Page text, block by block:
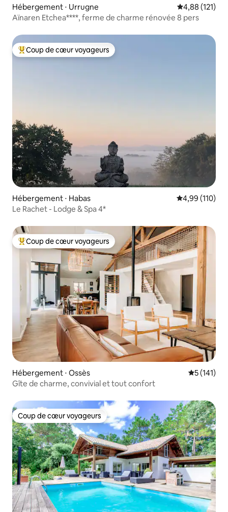
Hébergement ⋅ Urrugne Évaluation
4,88 (121)
Aïnaren Etchea****, ferme de charme rénovée 8 pers
Coups de cœur voyageurs les plus appréciés
Coup de cœur voyageurs
Hébergement ⋅ Habas Évaluation
4,99 (110)
Le Rachet - Lodge & Spa 4*
Coups de cœur voyageurs les plus appréciés
Coup de cœur voyageurs
Hébergement ⋅ Ossès Évaluation
5 (141)
Gîte de charme, convivial et tout confort
Coup de cœur voyageurs
Coup de cœur voyageurs